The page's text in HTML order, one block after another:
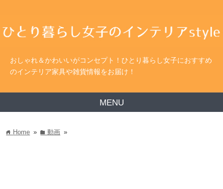
おしゃれ＆かわいいがコンセプト！ひとり暮らし女子におすすめ
のインテリア家具や雑貨情報をお届け！
MENU
home Home » folder動画 »